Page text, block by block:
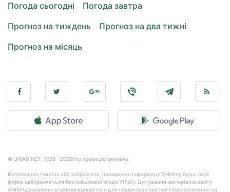
Погода сьогодні
Погода завтра
Прогноз на тиждень
Прогноз на два тижні
Прогноз на місяць
© UNIAN.NET, 1998 - 2026 Усі права дотримано.
Копіювання текстів або зображень, поширення інформації УНІАН у будь-якій
формі забороняється без письмової згоди УНІАН. Цитування матеріалів сайту
УНІАН дозволено за умови відкритого для пошукових систем гіперпосилання на